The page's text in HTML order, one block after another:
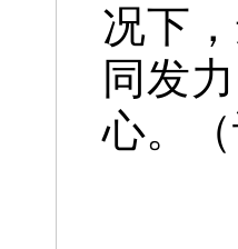
况下
同发
心。